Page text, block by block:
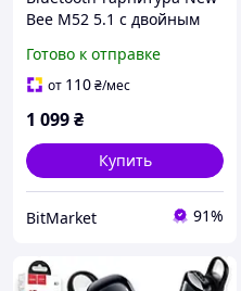
Bee M52 5.1 с двойным
работы, кейс 500 мАч,
весом 8.2 г, чёрная
Готово к отправке
от 110₴/мес
1 099₴
Купить
BitMarket 91%